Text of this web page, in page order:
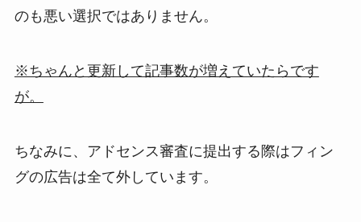
のも悪い選択ではありません。
※ちゃんと更新して記事数が増えていたらです
が。
ちなみに、アドセンス審査に提出する際はフィン
グの広告は全て外しています。